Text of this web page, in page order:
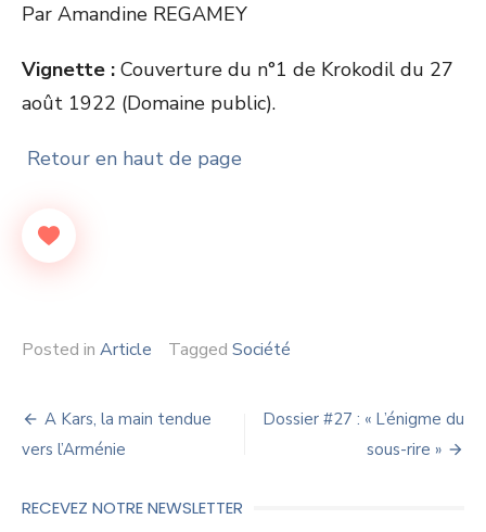
Par Amandine REGAMEY
Vignette : Couverture du n°1 de Krokodil du 27
août 1922 (Domaine public).
Retour en haut de page
Posted in Article Tagged Société
Navigation
de
l’article
A Kars, la main tendue
vers l’Arménie
Dossier #27 : « L’énigme du
sous-rire »
RECEVEZ NOTRE NEWSLETTER